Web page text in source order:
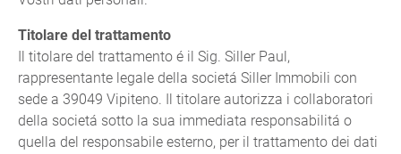
Titolare del trattamento
Il titolare del trattamento é il Sig. Siller Paul,
rappresentante legale della societá Siller Immobili con
sede a 39049 Vipiteno. Il titolare autorizza i collaboratori
della societá sotto la sua immediata responsabilitá o
quella del responsabile esterno, per il trattamento dei dati